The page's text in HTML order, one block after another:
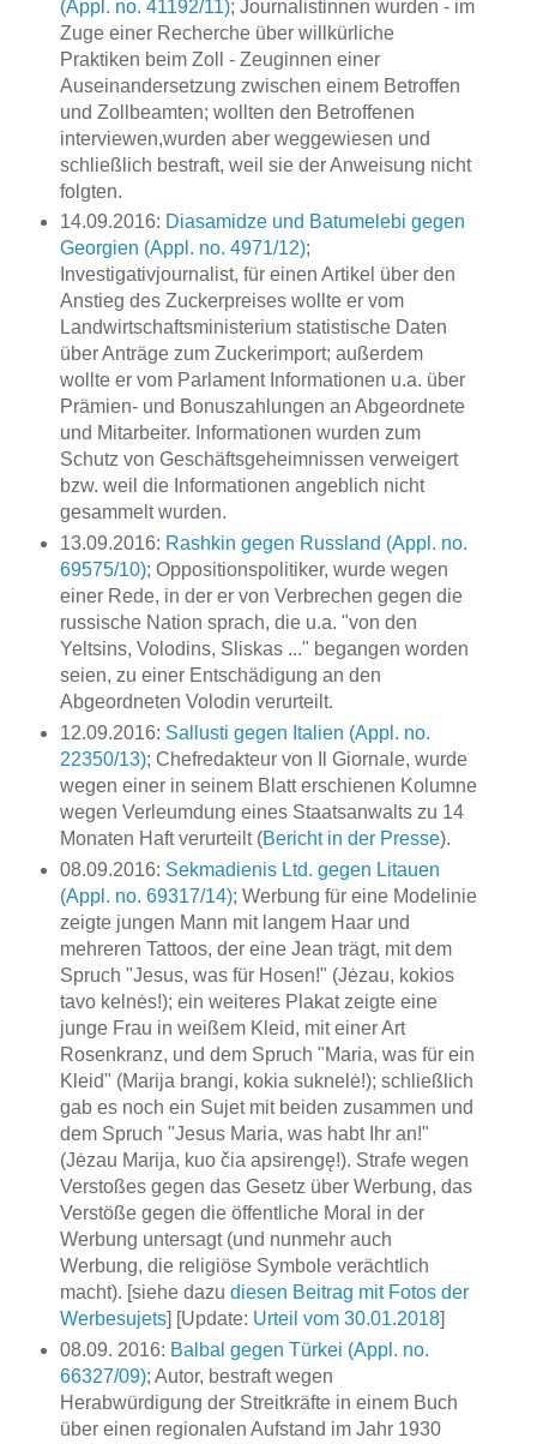
(Appl. no. 41192/11); Journalistinnen wurden - im
Zuge einer Recherche über willkürliche
Praktiken beim Zoll - Zeuginnen einer
Auseinandersetzung zwischen einem Betroffen
und Zollbeamten; wollten den Betroffenen
interviewen,wurden aber weggewiesen und
schließlich bestraft, weil sie der Anweisung nicht
folgten.
14.09.2016: Diasamidze und Batumelebi gegen
Georgien (Appl. no. 4971/12);
Investigativjournalist, für einen Artikel über den
Anstieg des Zuckerpreises wollte er vom
Landwirtschaftsministerium statistische Daten
über Anträge zum Zuckerimport; außerdem
wollte er vom Parlament Informationen u.a. über
Prämien- und Bonuszahlungen an Abgeordnete
und Mitarbeiter. Informationen wurden zum
Schutz von Geschäftsgeheimnissen verweigert
bzw. weil die Informationen angeblich nicht
gesammelt wurden.
13.09.2016: Rashkin gegen Russland (Appl. no.
69575/10); Oppositionspolitiker, wurde wegen
einer Rede, in der er von Verbrechen gegen die
russische Nation sprach, die u.a. "von den
Yeltsins, Volodins, Sliskas ..." begangen worden
seien, zu einer Entschädigung an den
Abgeordneten Volodin verurteilt.
12.09.2016: Sallusti gegen Italien (Appl. no.
22350/13); Chefredakteur von Il Giornale, wurde
wegen einer in seinem Blatt erschienen Kolumne
wegen Verleumdung eines Staatsanwalts zu 14
Monaten Haft verurteilt (Bericht in der Presse).
08.09.2016: Sekmadienis Ltd. gegen Litauen
(Appl. no. 69317/14); Werbung für eine Modelinie
zeigte jungen Mann mit langem Haar und
mehreren Tattoos, der eine Jean trägt, mit dem
Spruch "Jesus, was für Hosen!" (Jėzau, kokios
tavo kelnės!); ein weiteres Plakat zeigte eine
junge Frau in weißem Kleid, mit einer Art
Rosenkranz, und dem Spruch "Maria, was für ein
Kleid" (Marija brangi, kokia suknelė!); schließlich
gab es noch ein Sujet mit beiden zusammen und
dem Spruch "Jesus Maria, was habt Ihr an!"
(Jėzau Marija, kuo čia apsirengę!). Strafe wegen
Verstoßes gegen das Gesetz über Werbung, das
Verstöße gegen die öffentliche Moral in der
Werbung untersagt (und nunmehr auch
Werbung, die religiöse Symbole verächtlich
macht). [siehe dazu diesen Beitrag mit Fotos der
Werbesujets] [Update: Urteil vom 30.01.2018]
08.09. 2016: Balbal gegen Türkei (Appl. no.
66327/09); Autor, bestraft wegen
Herabwürdigung der Streitkräfte in einem Buch
über einen regionalen Aufstand im Jahr 1930